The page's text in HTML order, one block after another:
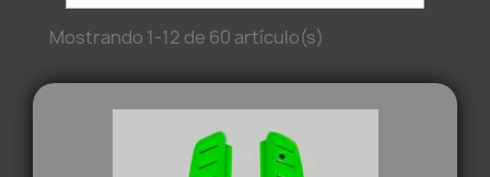
Mostrando 1-12 de 60 artículo(s)